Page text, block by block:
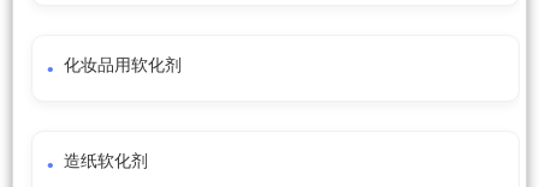
化妆品用软化剂
造纸软化剂